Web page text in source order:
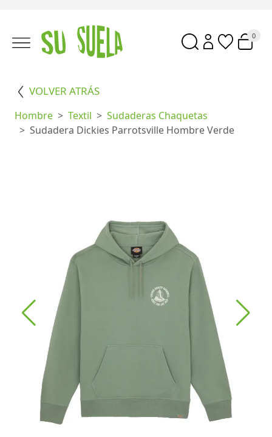
0
VOLVER ATRÁS
Hombre Textil
Sudaderas Chaquetas
Sudadera Dickies Parrotsville Hombre Verde